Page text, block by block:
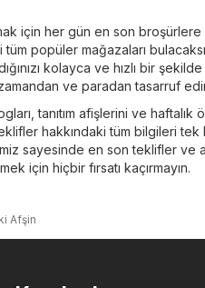
için her gün en son broşürlere
popüler mağazaları
kolayca ve hızlı bir şekilde
ve paradan tasarruf
tanıtım afişlerini ve haftalık
hakkındaki tüm bilgileri tek
sayesinde en son teklifler ve
için hiçbir fırsatı kaçırmayın.
Afşin